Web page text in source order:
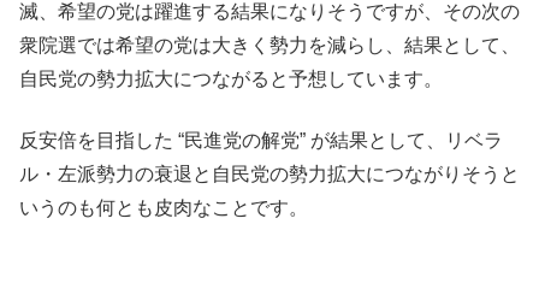
滅、希望の党は躍進する結果になりそうですが、その次の
衆院選では希望の党は大きく勢力を減らし、結果として、
自民党の勢力拡大につながると予想しています。
反安倍を目指した “民進党の解党” が結果として、リベラ
ル・左派勢力の衰退と自民党の勢力拡大につながりそうと
いうのも何とも皮肉なことです。